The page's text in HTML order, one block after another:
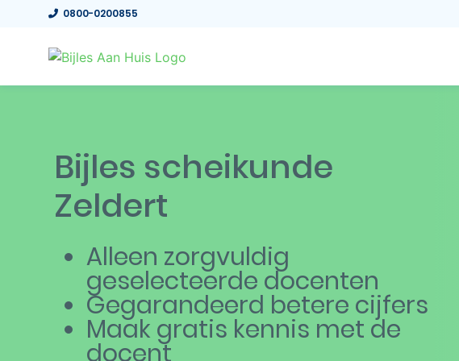
0800-0200855
Bijles scheikunde
Zeldert
Alleen zorgvuldig
geselecteerde docenten
Gegarandeerd betere cijfers
Maak gratis kennis met de
docent